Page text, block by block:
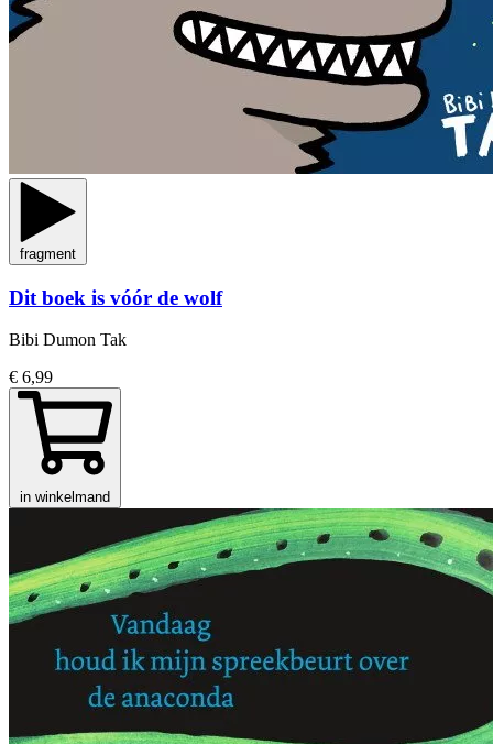
fragment
Dit boek is vóór de wolf
Bibi Dumon Tak
€ 6,99
in winkelmand